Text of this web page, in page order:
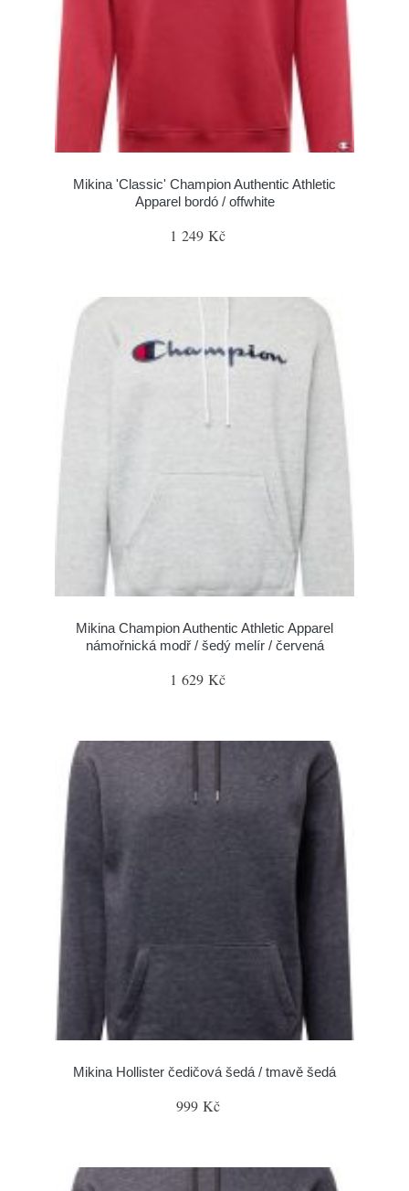
Mikina 'Classic' Champion Authentic Athletic
Apparel bordó / offwhite
1 249 Kč
Mikina Champion Authentic Athletic Apparel
námořnická modř / šedý melír / červená
1 629 Kč
Mikina Hollister čedičová šedá / tmavě šedá
999 Kč